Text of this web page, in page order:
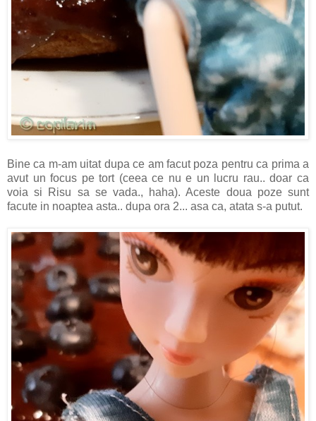
Bine ca m-am uitat dupa ce am facut poza pentru ca prima a
avut un focus pe tort (ceea ce nu e un lucru rau.. doar ca
voia si Risu sa se vada., haha). Aceste doua poze sunt
facute in noaptea asta.. dupa ora 2... asa ca, atata s-a putut.